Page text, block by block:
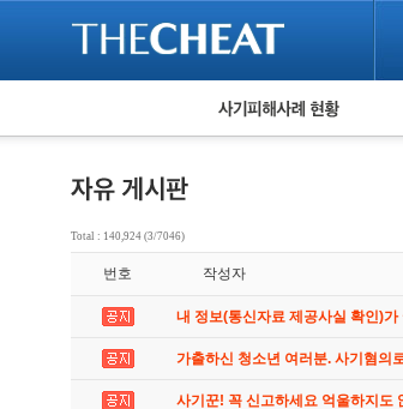
피해사례 현황
유해사이트 목록
비공개 피해사례
Total : 140,924 (3/7046)
번호 작성자
내 정보(통신자료 제공사실 확인)
가출하신 청소년 여러분. 사기혐의
사기꾼! 꼭 신고하세요 억울하지도